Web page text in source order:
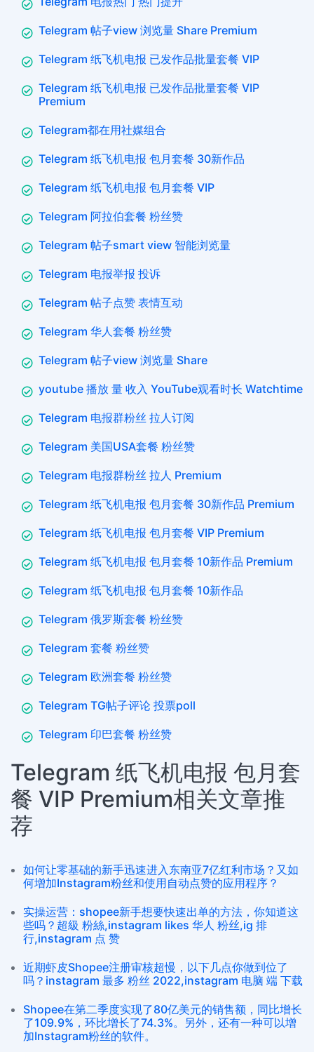
Telegram 帖子view 浏览量 Share Premium
Telegram 纸飞机电报 已发作品批量套餐 VIP
Telegram 纸飞机电报 已发作品批量套餐 VIP
Premium
Telegram都在用社媒组合
Telegram 纸飞机电报 包月套餐 30新作品
Telegram 纸飞机电报 包月套餐 VIP
Telegram 阿拉伯套餐 粉丝赞
Telegram 帖子smart view 智能浏览量
Telegram 电报举报 投诉
Telegram 帖子点赞 表情互动
Telegram 华人套餐 粉丝赞
Telegram 帖子view 浏览量 Share
youtube 播放 量 收入 YouTube观看时长 Watchtime
Telegram 电报群粉丝 拉人订阅
Telegram 美国USA套餐 粉丝赞
Telegram 电报群粉丝 拉人 Premium
Telegram 纸飞机电报 包月套餐 30新作品 Premium
Telegram 纸飞机电报 包月套餐 VIP Premium
Telegram 纸飞机电报 包月套餐 10新作品 Premium
Telegram 纸飞机电报 包月套餐 10新作品
Telegram 俄罗斯套餐 粉丝赞
Telegram 套餐 粉丝赞
Telegram 欧洲套餐 粉丝赞
Telegram TG帖子评论 投票poll
Telegram 印巴套餐 粉丝赞
Telegram 纸飞机电报 包月套
餐 VIP Premium相关文章推
荐
如何让零基础的新手迅速进入东南亚7亿红利市场？又如
何增加Instagram粉丝和使用自动点赞的应用程序？
实操运营：shopee新手想要快速出单的方法，你知道这
些吗？超級 粉絲,instagram likes 华人 粉丝,ig 排
行,instagram 点 赞
近期虾皮Shopee注册审核超慢，以下几点你做到位了
吗？instagram 最多 粉丝 2022,instagram 电脑 端 下载
Shopee在第二季度实现了80亿美元的销售额，同比增长
了109.9%，环比增长了74.3%。另外，还有一种可以增
加Instagram粉丝的软件。